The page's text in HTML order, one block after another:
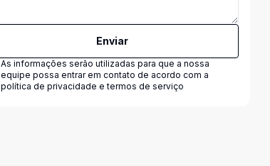
Enviar
As informações serão utilizadas para que a nossa
equipe possa entrar em contato de acordo com a
política de privacidade e termos de serviço